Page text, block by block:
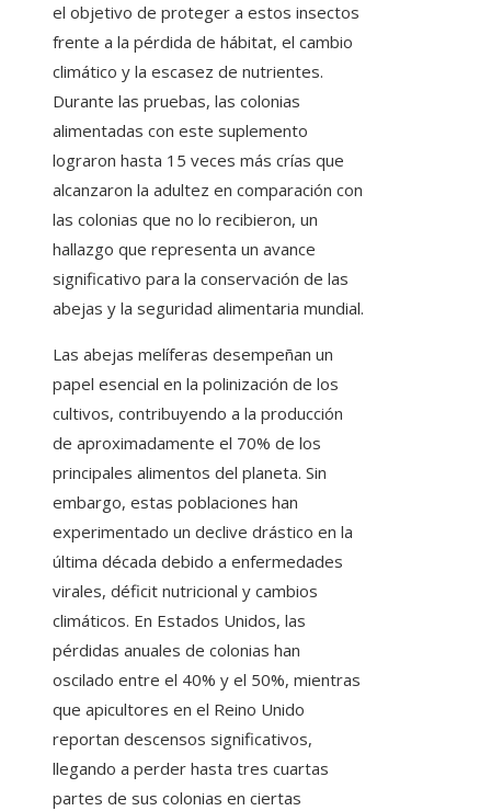
el objetivo de proteger a estos insectos
frente a la pérdida de hábitat, el cambio
climático y la escasez de nutrientes.
Durante las pruebas, las colonias
alimentadas con este suplemento
lograron hasta 15 veces más crías que
alcanzaron la adultez en comparación con
las colonias que no lo recibieron, un
hallazgo que representa un avance
significativo para la conservación de las
abejas y la seguridad alimentaria mundial.
Las abejas melíferas desempeñan un
papel esencial en la polinización de los
cultivos, contribuyendo a la producción
de aproximadamente el 70% de los
principales alimentos del planeta. Sin
embargo, estas poblaciones han
experimentado un declive drástico en la
última década debido a enfermedades
virales, déficit nutricional y cambios
climáticos. En Estados Unidos, las
pérdidas anuales de colonias han
oscilado entre el 40% y el 50%, mientras
que apicultores en el Reino Unido
reportan descensos significativos,
llegando a perder hasta tres cuartas
partes de sus colonias en ciertas